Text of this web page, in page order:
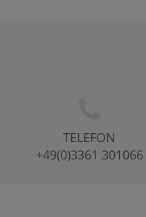
TELEFON
+49(0)3361 301066